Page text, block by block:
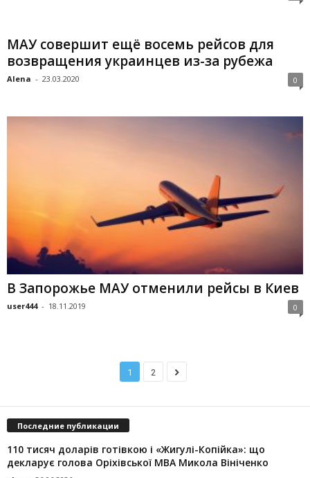
МАУ совершит ещё восемь рейсов для
возвращения украинцев из-за рубежа
Alena - 23.03.2020 0
В Запорожье МАУ отменили рейсы в Киев
user444 - 18.11.2019 0
1 2
Последние публикации
110 тисяч доларів готівкою і «Жигулі-Копійка»: що
декларує голова Оріхівської МВА Микола Вініченко